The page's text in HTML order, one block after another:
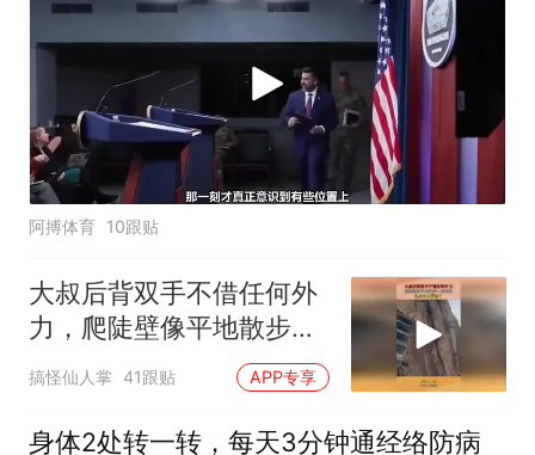
阿搏体育 10跟贴
大叔后背双手不借任何外
力，爬陡壁像平地散步一
样轻松，这身手太厉害了
搞怪仙人掌 41跟贴 APP专享
身体2处转一转，每天3分钟通经络防病